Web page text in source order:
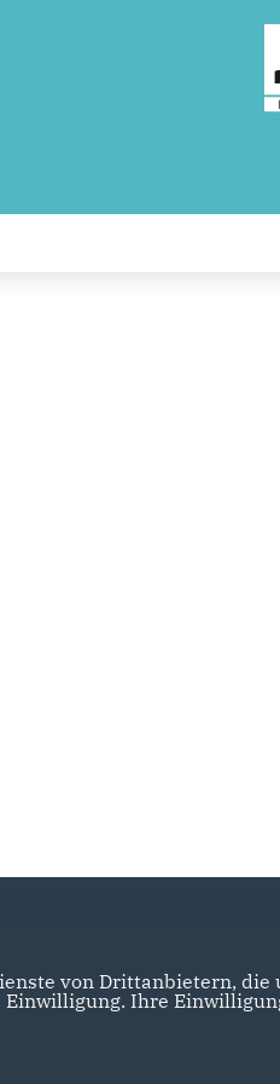
von Drittanbietern, die
Ihre